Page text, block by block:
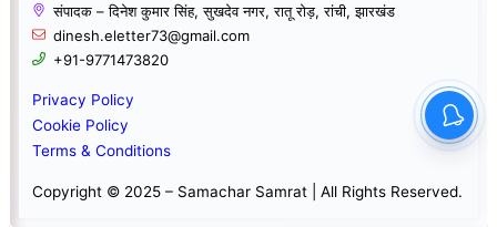
संपादक – दिनेश कुमार सिंह, सुखदेव नगर, रातू रोड़, रांची, झारखंड
dinesh.eletter73@gmail.com
+91-9771473820
Privacy Policy
Cookie Policy
Terms & Conditions
Copyright © 2025 – Samachar Samrat | All Rights Reserved.